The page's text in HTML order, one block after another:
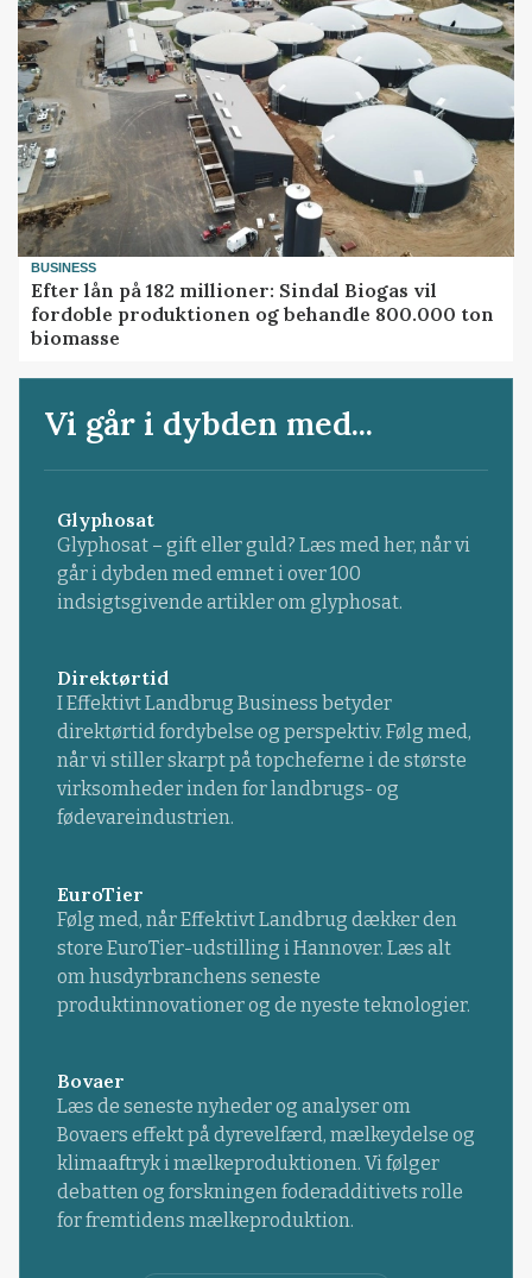
BUSINESS
Efter lån på 182 millioner: Sindal Biogas vil
fordoble produktionen og behandle 800.000 ton
biomasse
Vi går i dybden med...
Glyphosat
Glyphosat – gift eller guld? Læs med her, når vi
går i dybden med emnet i over 100
indsigtsgivende artikler om glyphosat.
Direktørtid
I Effektivt Landbrug Business betyder
direktørtid fordybelse og perspektiv. Følg med,
når vi stiller skarpt på topcheferne i de største
virksomheder inden for landbrugs- og
fødevareindustrien.
EuroTier
Følg med, når Effektivt Landbrug dækker den
store EuroTier-udstilling i Hannover. Læs alt
om husdyrbranchens seneste
produktinnovationer og de nyeste teknologier.
Bovaer
Læs de seneste nyheder og analyser om
Bovaers effekt på dyrevelfærd, mælkeydelse og
klimaaftryk i mælkeproduktionen. Vi følger
debatten og forskningen foderadditivets rolle
for fremtidens mælkeproduktion.